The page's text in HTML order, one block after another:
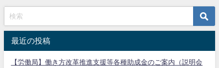
最近の投稿
【労働局】働き方改革推進支援等各種助成金のご案内（説明会